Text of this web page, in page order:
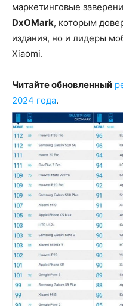
маркетинговые
DxOMark, которым
издания, но и лидеры
Xiaomi.
Читайте обновленный
2024 года.